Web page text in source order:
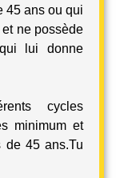
45 ans ou qui
et ne possède
lui donne
cycles
minimum et
45 ans.Tu